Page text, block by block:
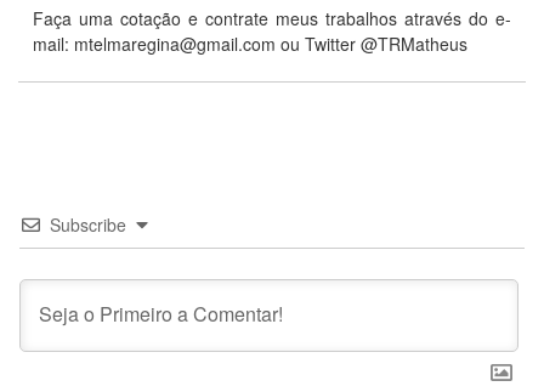
Faça uma cotação e contrate meus trabalhos através do e-
mail: mtelmaregina@gmail.com ou Twitter @TRMatheus
Subscribe